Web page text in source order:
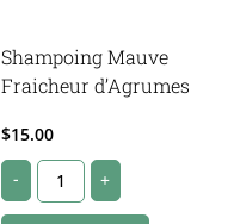
Shampoing Mauve
Fraicheur d’Agrumes
$15.00
Shampoing
Mauve
- +